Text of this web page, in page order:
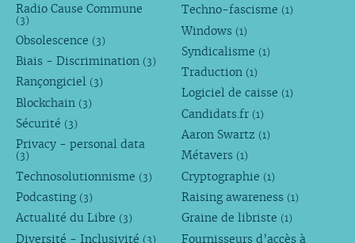
Radio Cause Commune
(3)
Obsolescence (3)
Biais - Discrimination (3)
Rançongiciel (3)
Blockchain (3)
Sécurité (3)
Privacy - personal data
(3)
Technosolutionnisme (3)
Podcasting (3)
Actualité du Libre (3)
Diversité - Inclusivité (3)
Techno-fascisme (1)
Windows (1)
Syndicalisme (1)
Traduction (1)
Logiciel de caisse (1)
Candidats.fr (1)
Aaron Swartz (1)
Métavers (1)
Cryptographie (1)
Raising awareness (1)
Graine de libriste (1)
Fournisseurs d’accès à